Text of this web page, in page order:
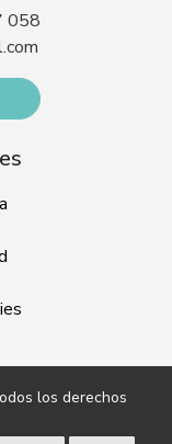
058
los derechos